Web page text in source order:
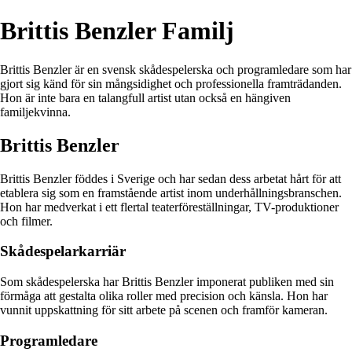
Brittis Benzler Familj
Brittis Benzler är en svensk skådespelerska och programledare som har
gjort sig känd för sin mångsidighet och professionella framträdanden.
Hon är inte bara en talangfull artist utan också en hängiven
familjekvinna.
Brittis Benzler
Brittis Benzler föddes i Sverige och har sedan dess arbetat hårt för att
etablera sig som en framstående artist inom underhållningsbranschen.
Hon har medverkat i ett flertal teaterföreställningar, TV-produktioner
och filmer.
Skådespelarkarriär
Som skådespelerska har Brittis Benzler imponerat publiken med sin
förmåga att gestalta olika roller med precision och känsla. Hon har
vunnit uppskattning för sitt arbete på scenen och framför kameran.
Programledare